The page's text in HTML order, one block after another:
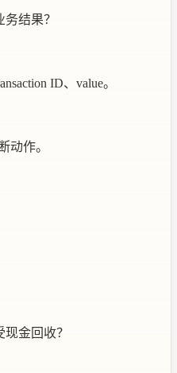
结果？
ID、value。
动作。
金回收？